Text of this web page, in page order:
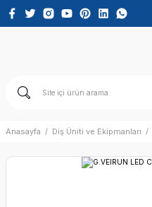
Anasayfa Diş Üniti ve Ekipmanları